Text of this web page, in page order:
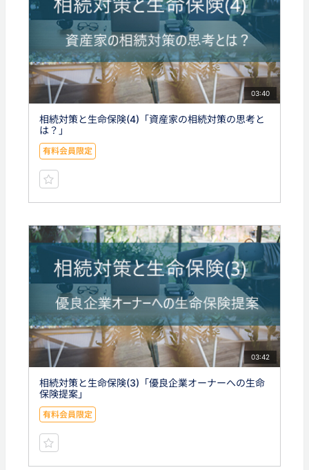
03:40
相続対策と生命保険(4)「資産家の相続対策の思考と
は？」
有料会員限定
03:42
相続対策と生命保険(3)「優良企業オーナーへの生命
保険提案」
有料会員限定